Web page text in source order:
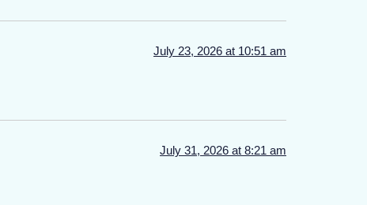
July 23, 2026 at 10:51 am
July 31, 2026 at 8:21 am